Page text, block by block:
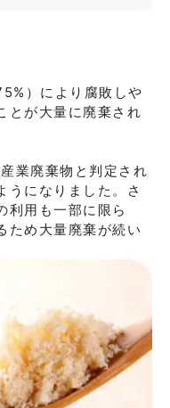
）により腐敗しや
とが大量に廃棄され
業廃棄物と判定され
うになりました。さ
利用も一部に限ら
ため大量廃棄が続い